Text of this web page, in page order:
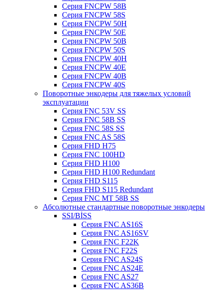
Серия FNCPW 58B
Серия FNCPW 58S
Серия FNCPW 50H
Серия FNCPW 50E
Серия FNCPW 50B
Серия FNCPW 50S
Серия FNCPW 40H
Серия FNCPW 40E
Серия FNCPW 40B
Серия FNCPW 40S
Поворотные энкодеры для тяжелых условий
эксплуатации
Серия FNC 53V SS
Серия FNC 58B SS
Серия FNC 58S SS
Серия FNC AS 58S
Серия FHD H75
Серия FNC 100HD
Серия FHD H100
Серия FHD H100 Redundant
Серия FHD S115
Серия FHD S115 Redundant
Серия FNC MT 58B SS
Абсолютные стандартные поворотные энкодеры
SSI/BİSS
Серия FNC AS16S
Серия FNC AS16SV
Серия FNC F22K
Серия FNC F22S
Серия FNC AS24S
Серия FNC AS24E
Серия FNC AS27
Серия FNC AS36B